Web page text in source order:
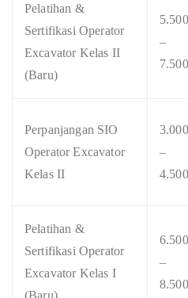
Pelatihan &
Sertifikasi Operator
Excavator Kelas II
(Baru)
–
Perpanjangan SIO
Operator Excavator
Kelas II
–
Pelatihan &
Sertifikasi Operator
Excavator Kelas I
(Baru)
–